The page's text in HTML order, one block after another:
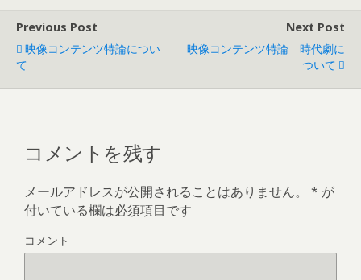
Previous Post
映像コンテンツ特論につい
て
Next Post
映像コンテンツ特論 時代劇に
ついて
コメントを残す
メールアドレスが公開されることはありません。 * が
付いている欄は必須項目です
コメント